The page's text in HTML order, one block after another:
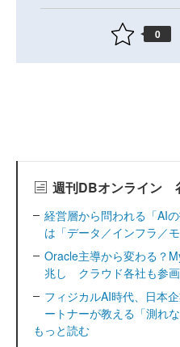
0
週刊DBオンライン
経営層から問われる「AI
は「データ／インフラ／
Oracle主導から変わる？
兆し クラウド各社も参
フィジカルAI時代、日本
ートナーが教える「測れ
もっと読む